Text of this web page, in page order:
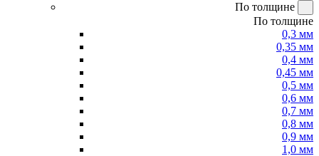
По толщине
По толщине
0,3 мм
0,35 мм
0,4 мм
0,45 мм
0,5 мм
0,6 мм
0,7 мм
0,8 мм
0,9 мм
1,0 мм